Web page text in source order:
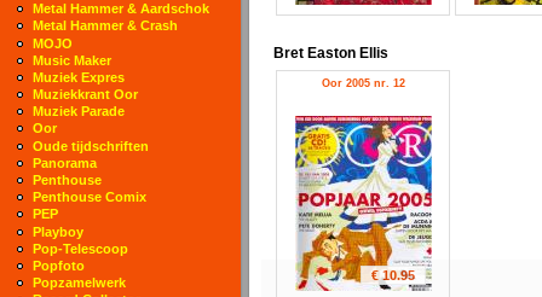
Bret Easton Ellis
Oor 2005 nr. 12
€ 10.95
Metal Hammer & Aardschok
Metal Hammer & Crash
MOJO
Music Maker
Muziek Expres
Muziekkrant Oor
Muziek Parade
Oor
Oude tijdschriften
Panorama
Penthouse
Penthouse Comix
PEP
Playboy
Pop-Telescoop
Popfoto
Popzamelwerk